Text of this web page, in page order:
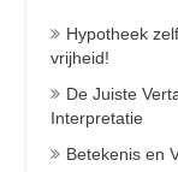
Hypotheek
vrijheid!
De Juiste
Interpretatie
Betekenis en